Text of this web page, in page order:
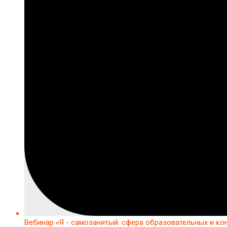
Вебинар «Я - самозанятый: сфера образовательных и